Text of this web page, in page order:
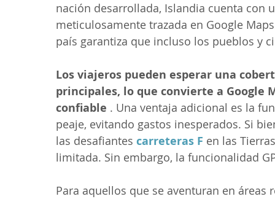
nación desarrollada, Islandia cuenta con
meticulosamente trazada en Google
país garantiza que incluso los pueblos y
Los viajeros pueden esperar una
principales, lo que convierte a Google
confiable . Una ventaja adicional es la
peaje, evitando gastos inesperados. Si
las desafiantes carreteras F en las
limitada. Sin embargo, la funcionalidad
Para aquellos que se aventuran en